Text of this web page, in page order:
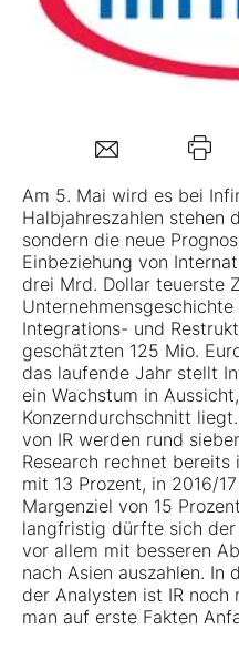
Experten
Folgen Sie uns
Kontakt
Am 5. Mai wird es bei
Halbjahreszahlen stehen
sondern die neue
Einbeziehung von
drei Mrd. Dollar teuerste
Integrations- und
geschätzten 125 Mio.
das laufende Jahr stellt
ein Wachstum in
Konzerndurchschnitt
von IR werden rund
Research rechnet bereits
mit 13 Prozent, in 2016/
Margenziel von 15
langfristig dürfte sich der
vor allem mit besseren
nach Asien auszahlen. In
der Analysten ist IR
man auf erste Fakten